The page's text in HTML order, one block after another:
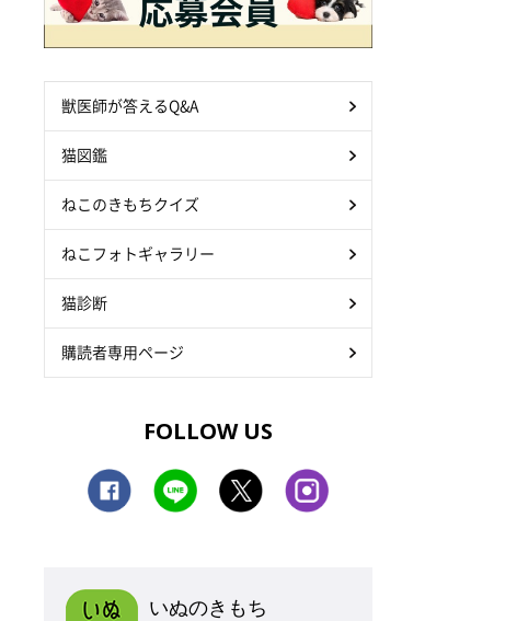
獣医師が答えるQ&A
猫図鑑
ねこのきもちクイズ
ねこフォトギャラリー
猫診断
購読者専用ページ
FOLLOW US
いぬのきもち